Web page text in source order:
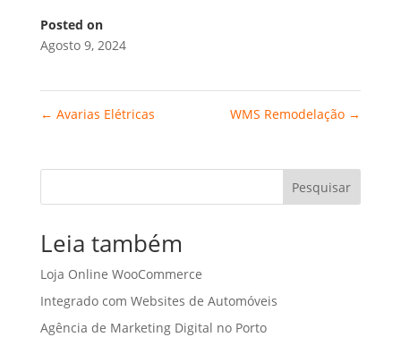
Posted on
Agosto 9, 2024
← Avarias Elétricas WMS Remodelação →
Pesquisar
Leia também
Loja Online WooCommerce
Integrado com Websites de Automóveis
Agência de Marketing Digital no Porto